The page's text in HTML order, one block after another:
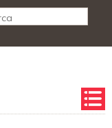
Salta
la